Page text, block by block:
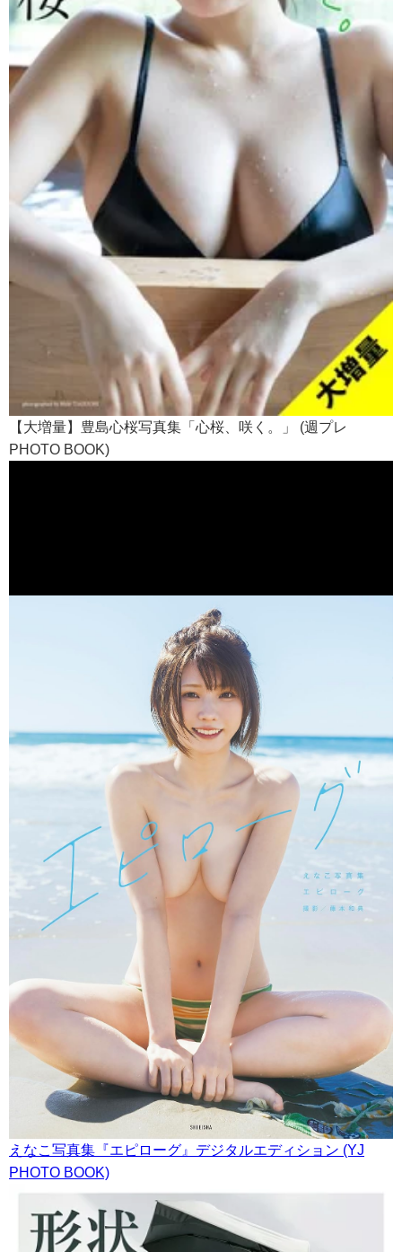
【大増量】豊島心桜写真集「心桜、咲く。」 (週プレ
PHOTO BOOK)
えなこ写真集『エピローグ』デジタルエディション (YJ
PHOTO BOOK)